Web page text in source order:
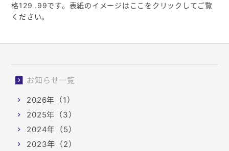
格129 .99です。表紙のイメージはここをクリックしてご覧
ください。
お知らせ一覧
2026年（1）
2025年（3）
2024年（5）
2023年（2）